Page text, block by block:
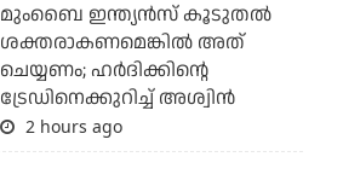
മുംബൈ ഇന്ത്യന്‍സ് കൂടുതല്‍
ശക്തരാകണമെങ്കില്‍ അത്
ചെയ്യണം; ഹര്‍ദിക്കിന്റെ
ട്രേഡിനെക്കുറിച്ച് അശ്വിന്‍
2 hours ago